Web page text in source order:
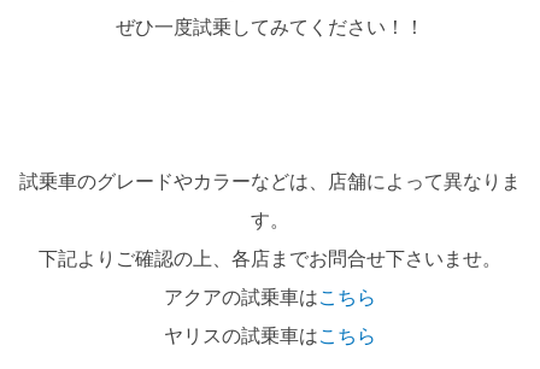
ぜひ一度試乗してみてください！！
試乗車のグレードやカラーなどは、店舗によって異なりま
す。
下記よりご確認の上、各店までお問合せ下さいませ。
アクアの試乗車はこちら
ヤリスの試乗車はこちら